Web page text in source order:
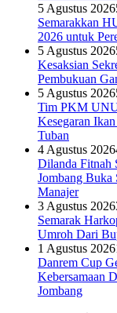
5 Agustus 2026
Semarakkan
2026 untuk
5 Agustus 2026
Kesaksian
Pembukuan
5 Agustus 2026
Tim PKM
Kesegaran
Tuban
4 Agustus 2026
Dilanda Fitnah
Jombang Buka
Manajer
3 Agustus 2026
Semarak
Umroh Dari
1 Agustus 2026
Danrem Cup
Kebersamaan
Jombang